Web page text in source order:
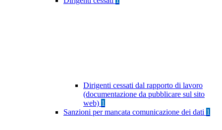
Dirigenti cessati dal rapporto di lavoro
(documentazione da pubblicare sul sito
web) 1
Sanzioni per mancata comunicazione dei dati 1